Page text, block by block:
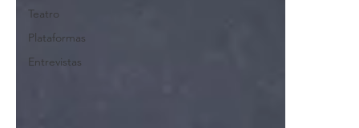
Teatro
Plataformas
Entrevistas